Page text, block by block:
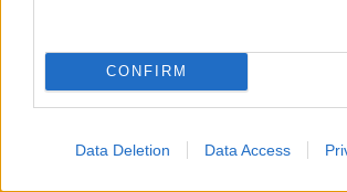
CONFIRM
Data Deletion Data Access
Stop Eating These 3 Foods